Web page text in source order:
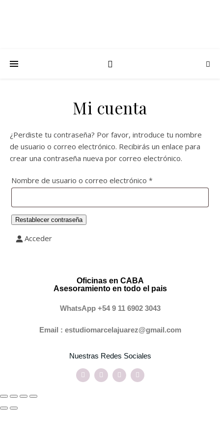
Mi cuenta
¿Perdiste tu contraseña? Por favor, introduce tu nombre
de usuario o correo electrónico. Recibirás un enlace para
crear una contraseña nueva por correo electrónico.
Nombre de usuario o correo electrónico *
Restablecer contraseña
Acceder
Oficinas en CABA
Asesoramiento en todo el pais
WhatsApp +54 9 11 6902 3043
Email : estudiomarcelajuarez@gmail.com
Nuestras Redes Sociales